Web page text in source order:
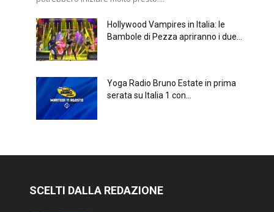
Hollywood Vampires in Italia: le
Bambole di Pezza apriranno i due...
Yoga Radio Bruno Estate in prima
serata su Italia 1 con...
SCELTI DALLA REDAZIONE